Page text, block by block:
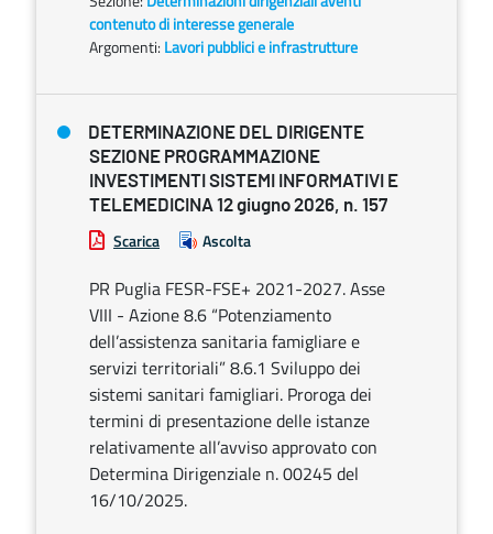
contenuto di interesse generale
Argomenti: Lavori pubblici e infrastrutture
DETERMINAZIONE DEL DIRIGENTE
SEZIONE PROGRAMMAZIONE
INVESTIMENTI SISTEMI INFORMATIVI E
TELEMEDICINA 12 giugno 2026, n. 157
Scarica Ascolta
PR Puglia FESR-FSE+ 2021-2027. Asse
VIII - Azione 8.6 “Potenziamento
dell’assistenza sanitaria famigliare e
servizi territoriali” 8.6.1 Sviluppo dei
sistemi sanitari famigliari. Proroga dei
termini di presentazione delle istanze
relativamente all’avviso approvato con
Determina Dirigenziale n. 00245 del
16/10/2025.